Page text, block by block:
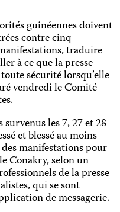
guinéennes doivent
contre cinq
traduire
à ce que la presse
sécurité lorsqu’elle
vendredi le Comité
les 7, 27 et 28
et blessé au moins
manifestations pour
Conakry, selon un
de la presse
qui se sont
de messagerie.